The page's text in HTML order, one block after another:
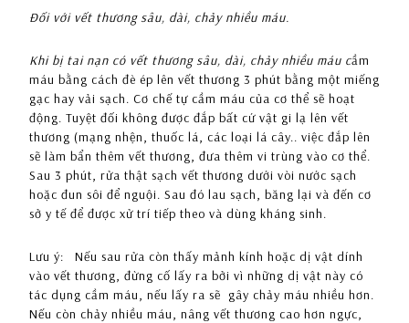
Đối với vết thương sâu, dài, chảy nhiều máu.
Khi bị tai nạn có vết thương sâu, dài, chảy nhiều máu cầm
máu bằng cách đè ép lên vết thương 3 phút bằng một miếng
gạc hay vải sạch. Cơ chế tự cầm máu của cơ thể sẽ hoạt
động. Tuyệt đối không được đắp bất cứ vật gi lạ lên vết
thương (mạng nhện, thuốc lá, các loại lá cây.. việc đắp lên
sẽ làm bẩn thêm vết thương, đưa thêm vi trùng vào cơ thể.
Sau 3 phút, rửa thật sạch vết thương dưới vòi nước sạch
hoặc đun sôi để nguội. Sau đó lau sạch, băng lại và đến cơ
sở y tế để được xử trí tiếp theo và dùng kháng sinh.
Lưu ý: Nếu sau rửa còn thấy mảnh kính hoặc dị vật dính
vào vết thương, đừng cố lấy ra bởi vì những dị vật này có
tác dụng cầm máu, nếu lấy ra sẽ gây chảy máu nhiều hơn.
Nếu còn chảy nhiều máu, nâng vết thương cao hơn ngực,